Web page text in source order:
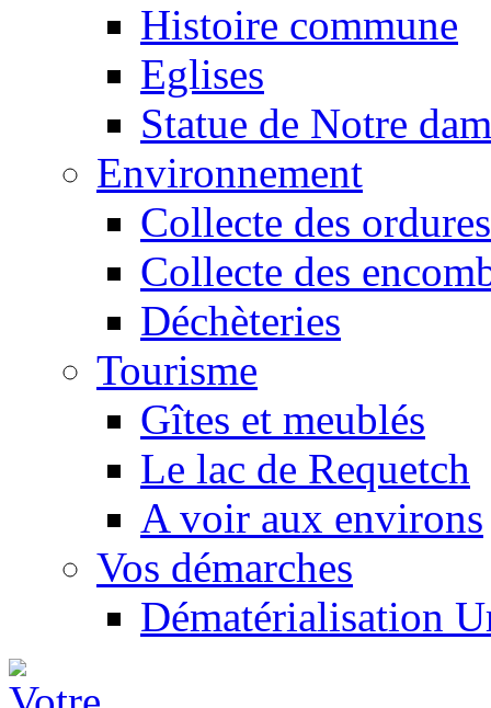
Histoire commune
Eglises
Statue de Notre
Environnement
Collecte des ordures
Collecte des
Déchèteries
Tourisme
Gîtes et meublés
Le lac de Requetch
A voir aux environs
Vos démarches
Dématérialisation